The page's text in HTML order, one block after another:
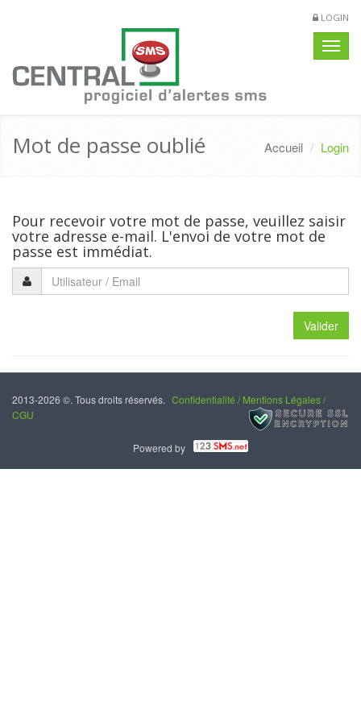
LOGIN
Mot de passe oublié Accueil Login
Pour recevoir votre mot de passe, veuillez saisir
votre adresse e-mail. L'envoi de votre mot de
passe est immédiat.
Valider
2013-2026 ©. Tous droits réservés. Confidentialité / Mentions Légales /
CGU
Powered by